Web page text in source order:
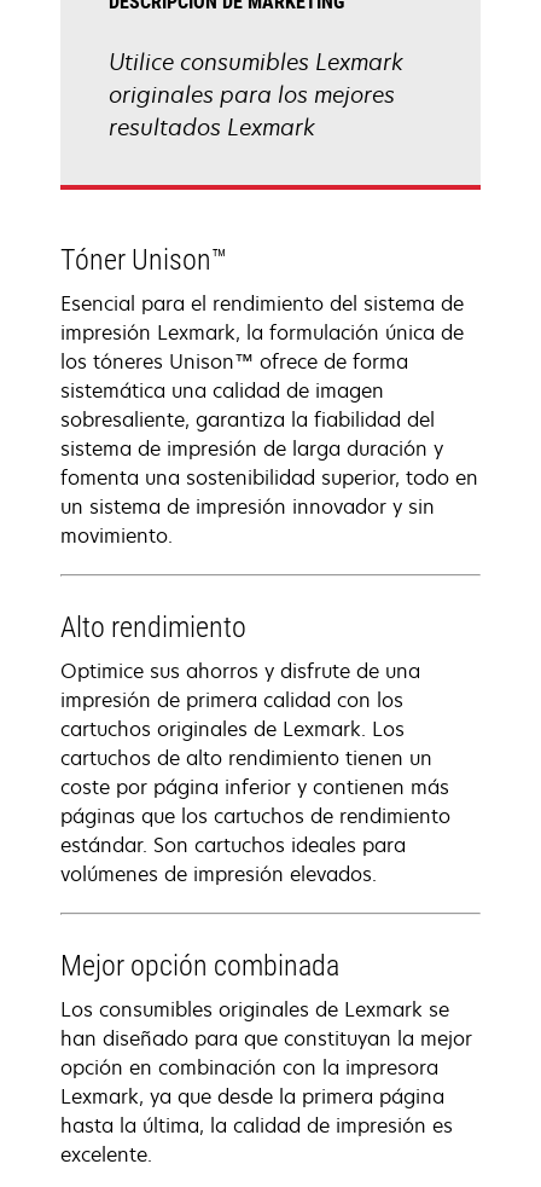
Utilice consumibles Lexmark
originales para los mejores
resultados Lexmark
Tóner Unison™
Esencial para el rendimiento del sistema de
impresión Lexmark, la formulación única de
los tóneres Unison™ ofrece de forma
sistemática una calidad de imagen
sobresaliente, garantiza la fiabilidad del
sistema de impresión de larga duración y
fomenta una sostenibilidad superior, todo en
un sistema de impresión innovador y sin
movimiento.
Alto rendimiento
Optimice sus ahorros y disfrute de una
impresión de primera calidad con los
cartuchos originales de Lexmark. Los
cartuchos de alto rendimiento tienen un
coste por página inferior y contienen más
páginas que los cartuchos de rendimiento
estándar. Son cartuchos ideales para
volúmenes de impresión elevados.
Mejor opción combinada
Los consumibles originales de Lexmark se
han diseñado para que constituyan la mejor
opción en combinación con la impresora
Lexmark, ya que desde la primera página
hasta la última, la calidad de impresión es
excelente.